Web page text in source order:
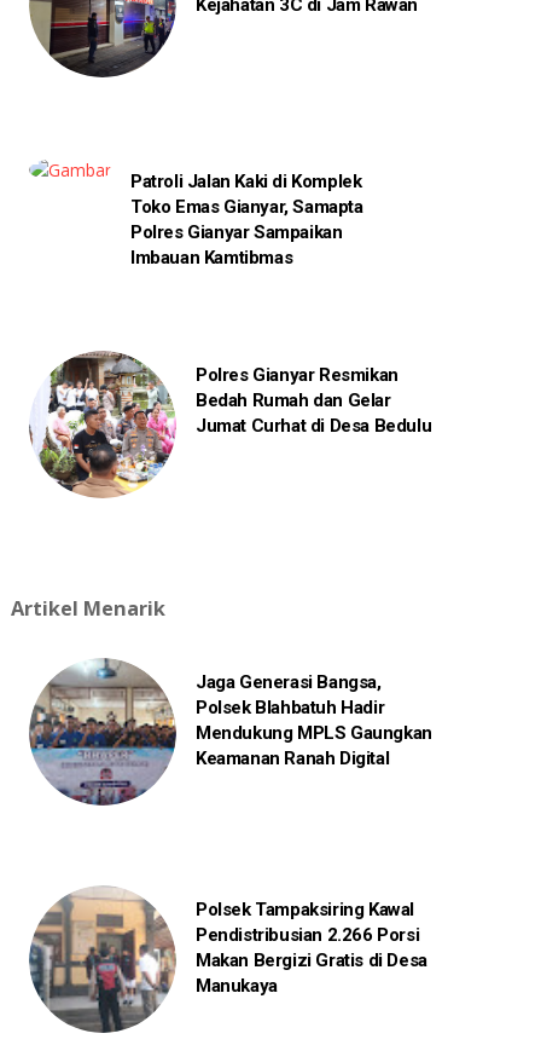
Kejahatan 3C di Jam Rawan
Patroli Jalan Kaki di Komplek
Toko Emas Gianyar, Samapta
Polres Gianyar Sampaikan
Imbauan Kamtibmas
Polres Gianyar Resmikan
Bedah Rumah dan Gelar
Jumat Curhat di Desa Bedulu
Artikel Menarik
Jaga Generasi Bangsa,
Polsek Blahbatuh Hadir
Mendukung MPLS Gaungkan
Keamanan Ranah Digital
Polsek Tampaksiring Kawal
Pendistribusian 2.266 Porsi
Makan Bergizi Gratis di Desa
Manukaya